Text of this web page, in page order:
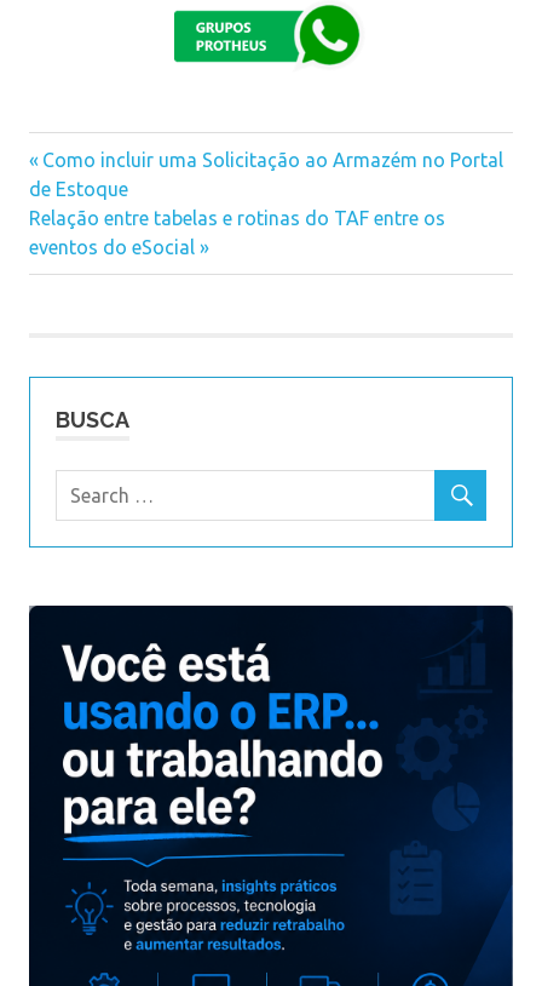
Navegação
de
Post
Previous
Post:
Como incluir uma Solicitação ao Armazém no Portal
de Estoque
Next
Post:
Relação entre tabelas e rotinas do TAF entre os
eventos do eSocial
BUSCA